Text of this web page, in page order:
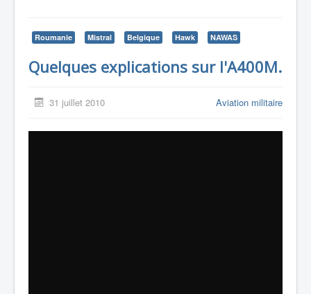
Roumanie Mistral Belgique Hawk NAWAS
Quelques explications sur l'A400M.
31 juillet 2010 Aviation militaire